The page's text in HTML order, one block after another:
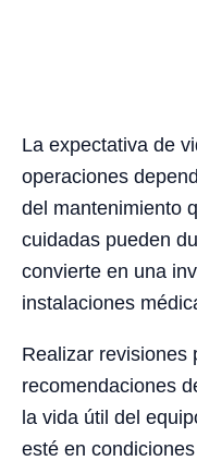
La expectativa de
operaciones
del mantenimiento
cuidadas pueden
convierte en una
instalaciones
Realizar revisiones
recomendaciones
la vida útil del
esté en